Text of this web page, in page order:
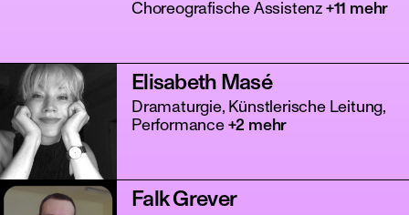
Choreografische Assistenz +11 mehr
Elisabeth Masé
Dramaturgie, Künstlerische Leitung,
Performance+2 mehr
Falk Grever
tanz